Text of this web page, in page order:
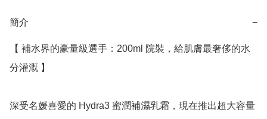
簡介 −
【 補水界的豪量級選手：200ml 院裝，給肌膚最奢侈的水
分灌溉 】
深受名媛喜愛的 Hydra3 蜜潤補濕乳霜，現在推出超大容量